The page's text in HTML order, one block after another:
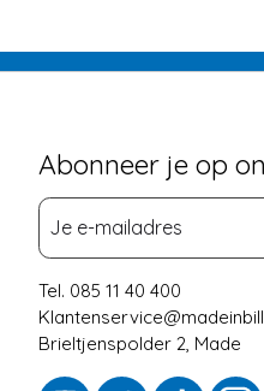
Abonneer je op
Tel. 085 11 40 400
Brieltjenspolder 2, Made